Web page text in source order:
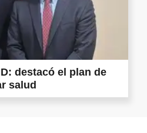
destacó el plan de
salud